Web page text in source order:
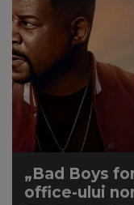
„Bad Boys
office-ului